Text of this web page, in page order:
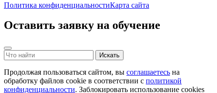
Политика конфиденциальностиКарта сайта
Оставить заявку на обучение
Продолжая пользоваться сайтом, вы соглашаетесь на
обработку файлов cookie в соответствии с политикой
конфиденциальности. Заблокировать использование cookies